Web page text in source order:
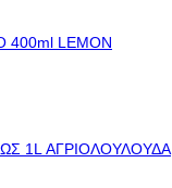
LEMON
1L ΑΓΡΙΟΛΟΥΛΟΥΔΑ